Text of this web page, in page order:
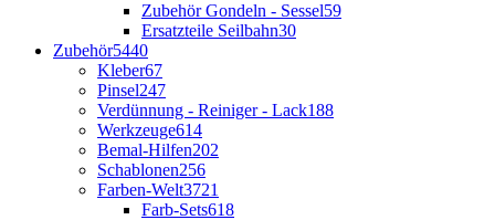
Zubehör Gondeln - Sessel59
Ersatzteile Seilbahn30
Zubehör5440
Kleber67
Pinsel247
Verdünnung - Reiniger - Lack188
Werkzeuge614
Bemal-Hilfen202
Schablonen256
Farben-Welt3721
Farb-Sets618